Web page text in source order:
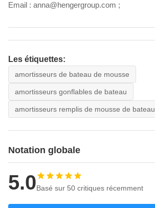
Email : anna@hengergroup.com ;
Les étiquettes:
amortisseurs de bateau de mousse
amortisseurs gonflables de bateau
amortisseurs remplis de mousse de bateau
Notation globale
5.0Basé sur 50 critiques récemment